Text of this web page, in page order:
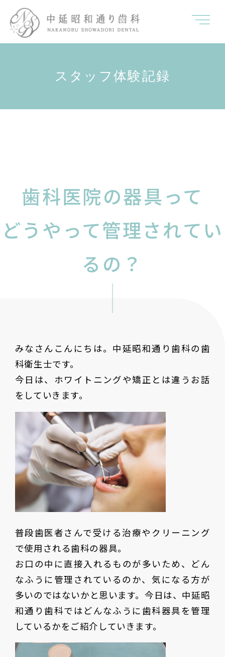
スタッフ体験記録
歯科医院の器具って
どうやって管理されてい
るの？
みなさんこんにちは。中延昭和通り歯科の歯
科衛生士です。
今日は、ホワイトニングや矯正とは違うお話
をしていきます。
普段歯医者さんで受ける治療やクリーニング
で使用される歯科の器具。
お口の中に直接入れるものが多いため、どん
なふうに管理されているのか、気になる方が
多いのではないかと思います。今日は、中延昭
和通り歯科ではどんなふうに歯科器具を管理
しているかをご紹介していきます。